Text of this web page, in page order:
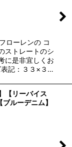
ローレンの コ
ストレートのシ
に是非宜しくお
記：３３×３…
【リーバイス
ルーデニム】